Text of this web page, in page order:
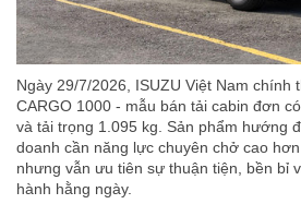
Ngày 29/7/2026, ISUZU Việt Nam chính
CARGO 1000 - mẫu bán tải cabin đơn
và tải trọng 1.095 kg. Sản phẩm hướng
doanh cần năng lực chuyên chở cao
nhưng vẫn ưu tiên sự thuận tiện, bền bỉ
hành hằng ngày.